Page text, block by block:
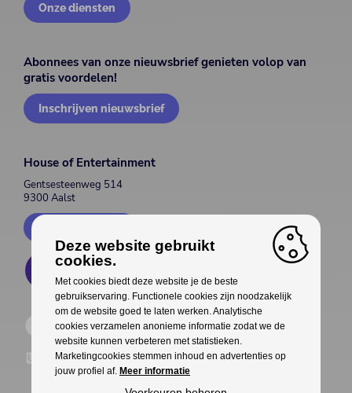
Onze diensten
Abonnees van onze nieuwsbrief genieten volop van
gratis voordelen!
Inschrijven nieuwsbrief
House of Entertainment
Gentsesteenweg 514
9300 Aalst
Deze website gebruikt
cookies.
Met cookies biedt deze website je de beste
gebruikservaring. Functionele cookies zijn noodzakelijk
om de website goed te laten werken. Analytische
cookies verzamelen anonieme informatie zodat we de
website kunnen verbeteren met statistieken.
Marketingcookies stemmen inhoud en advertenties op
jouw profiel af. Meer informatie